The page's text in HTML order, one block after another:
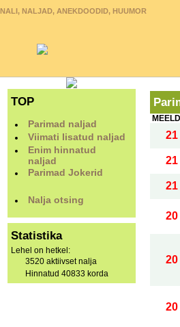
NALI, NALJAD, ANEKDOODID, HUUMOR
TOP
Parimad naljad
Viimati lisatud naljad
Enim hinnatud
naljad
Parimad Jokerid
Nalja otsing
Statistika
Lehel on hetkel:
3520 aktiivset nalja
Hinnatud 40833 korda
21
21
21
20
20
20